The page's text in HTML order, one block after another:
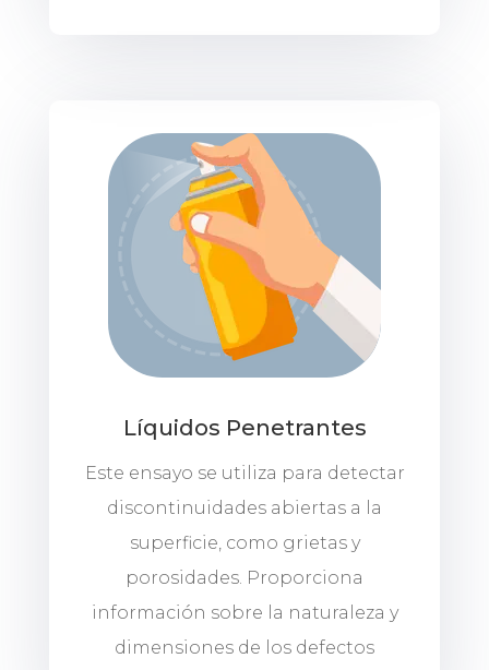
Líquidos Penetrantes
Este ensayo se utiliza para detectar
discontinuidades abiertas a la
superficie, como grietas y
porosidades. Proporciona
información sobre la naturaleza y
dimensiones de los defectos